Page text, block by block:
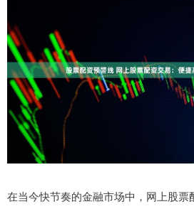
在当今快节奏的金融市场中，网上股票